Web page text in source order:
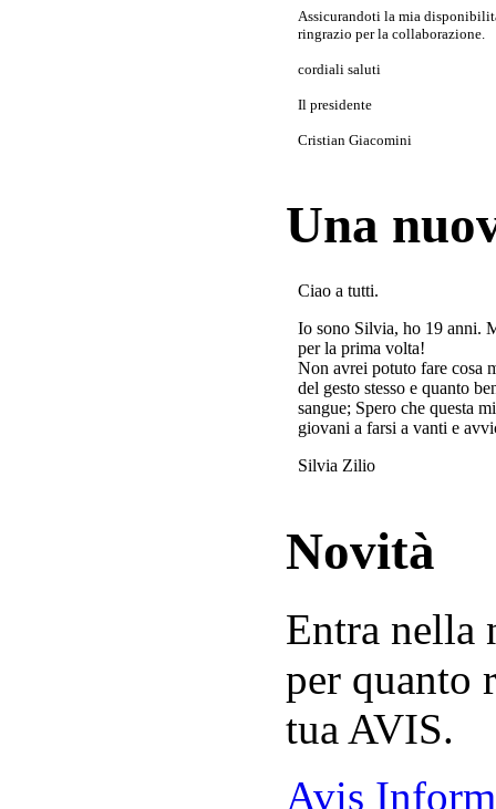
Assicurandoti la mia
ringrazio per la collaborazione.
cordiali saluti
Il presidente
Cristian Giacomini
Una
Ciao a tutti.
Io sono Silvia, ho 19 anni.
per la prima volta!
Non avrei potuto fare cosa
del gesto stesso e quanto
sangue; Spero che questa
giovani a farsi a vanti e
Silvia Zilio
Novità
Entra nella
per quanto
tua AVIS.
Avis